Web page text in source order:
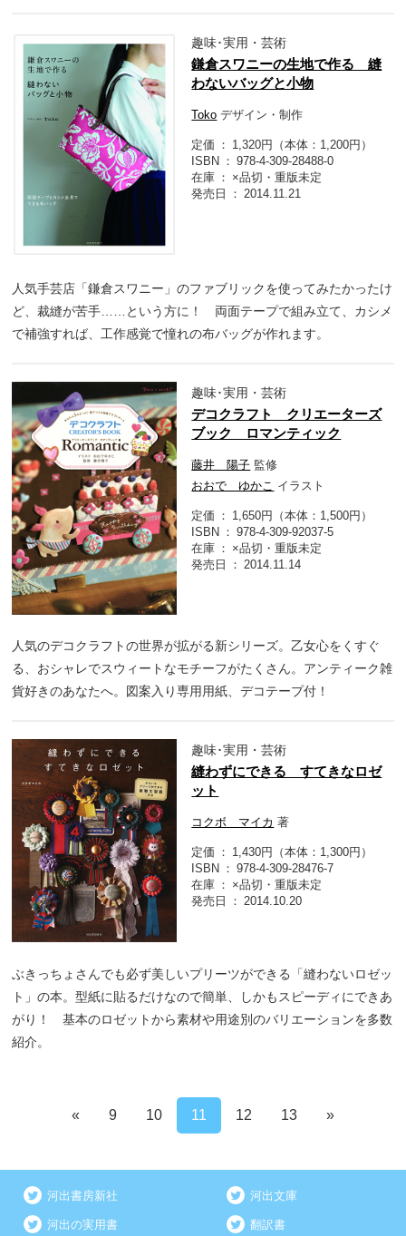
趣味･実用・芸術
鎌倉スワニーの生地で作る 縫
わないバッグと小物
Toko デザイン・制作
定価
1,320円（本体：1,200円）
ISBN
978-4-309-28488-0
在庫
×品切・重版未定
発売日
2014.11.21
人気手芸店「鎌倉スワニー」のファブリックを使ってみたかったけ
ど、裁縫が苦手……という方に！ 両面テープで組み立て、カシメ
で補強すれば、工作感覚で憧れの布バッグが作れます。
趣味･実用・芸術
デコクラフト クリエーターズ
ブック ロマンティック
藤井 陽子 監修
おおで ゆかこ イラスト
定価
1,650円（本体：1,500円）
ISBN
978-4-309-92037-5
在庫
×品切・重版未定
発売日
2014.11.14
人気のデコクラフトの世界が拡がる新シリーズ。乙女心をくすぐ
る、おシャレでスウィートなモチーフがたくさん。アンティーク雑
貨好きのあなたへ。図案入り専用用紙、デコテープ付！
趣味･実用・芸術
縫わずにできる すてきなロゼ
ット
コクボ マイカ 著
定価
1,430円（本体：1,300円）
ISBN
978-4-309-28476-7
在庫
×品切・重版未定
発売日
2014.10.20
ぶきっちょさんでも必ず美しいプリーツができる「縫わないロゼッ
ト」の本。型紙に貼るだけなので簡単、しかもスピーディにできあ
がり！ 基本のロゼットから素材や用途別のバリエーションを多数
紹介。
« 9 10 11 12 13 »
河出書房新社 河出文庫
河出の実用書 翻訳書